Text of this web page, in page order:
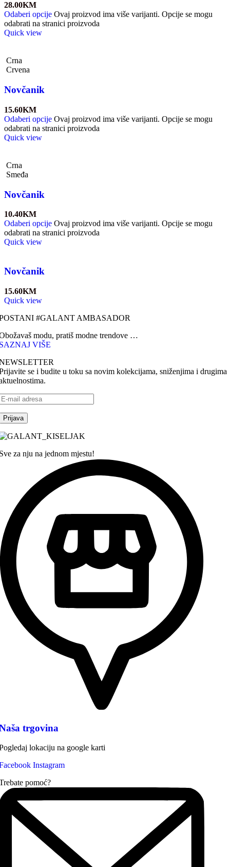
28.00KM
Odaberi opcije Ovaj proizvod ima više varijanti. Opcije se mogu
odabrati na stranici proizvoda
Quick view
Crna
Crvena
Novčanik
15.60KM
Odaberi opcije Ovaj proizvod ima više varijanti. Opcije se mogu
odabrati na stranici proizvoda
Quick view
Crna
Smeđa
Novčanik
10.40KM
Odaberi opcije Ovaj proizvod ima više varijanti. Opcije se mogu
odabrati na stranici proizvoda
Quick view
Novčanik
15.60KM
Quick view
#GALANT AMBASADOR
modu, pratiš modne trendove …
VIŠE
se i budite u toku sa novim kolekcijama, sniženjima i drugima
za nju na jednom mjestu!
trgovina
lokaciju na google karti
Instagram
pomoć?